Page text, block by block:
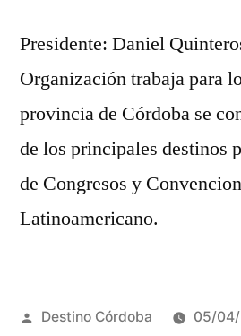
Presidente: Daniel
Organización trabaja para
provincia de Córdoba se
de los principales destinos
de Congresos y
Latinoamericano.
Publicado
Destino Córdoba
05/